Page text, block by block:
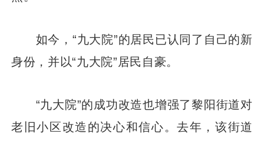
如今，“九大院”的居民已认同了自己的新
身份，并以“九大院”居民自豪。
“九大院”的成功改造也增强了黎阳街道对
老旧小区改造的决心和信心。去年，该街道